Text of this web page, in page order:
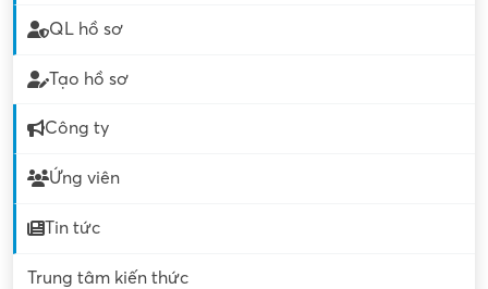
QL hồ sơ
Tạo hồ sơ
Công ty
Ứng viên
Tin tức
Trung tâm kiến thức